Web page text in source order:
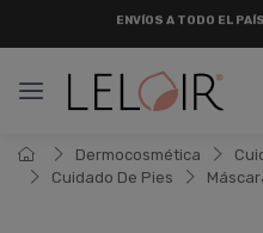
¡ HASTA 6 CUOTAS SIN
Dermocosmética
Cuidado De Pies